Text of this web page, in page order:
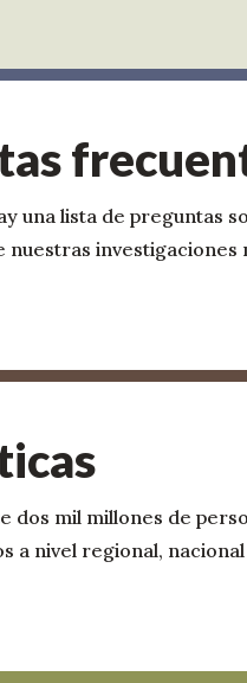
una lista de preguntas
nuestras investigaciones
dos mil millones de
a nivel regional,